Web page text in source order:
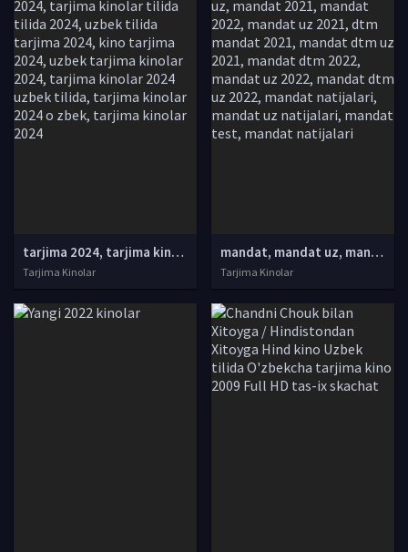
tarjima 2024, tarjima kinolar 2024, uzbek tarjima 2024, tarjima kinolar tilida tilida 2024, uzbek tilida tarjima 2024, kino tarjima 2024, uzbek tarjima kinolar 2024, tarjima kinolar 2024 uzbek tilida, tarjima kinolar 2024 o zbek, tarjima kinolar 2024
Tarjima Kinolar
mandat, mandat uz, mandat dtm, mandat dtm uz, mandat 2021, mandat 2022, mandat uz 2021, dtm mandat 2021, mandat dtm uz 2021, mandat dtm 2022, mandat uz 2022, mandat dtm uz 2022, mandat natijalari, mandat uz natijalari, mandat test, mandat natijalari
Tarjima Kinolar